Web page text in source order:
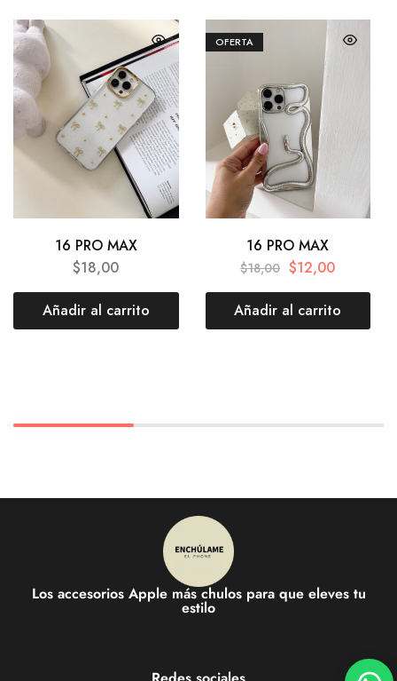
16 PRO MAX
$18,00
Añadir al carrito
OFERTA
16 PRO MAX
$18,00 $12,00
Añadir al carrito
Los accesorios Apple más chulos para que eleves tu
estilo